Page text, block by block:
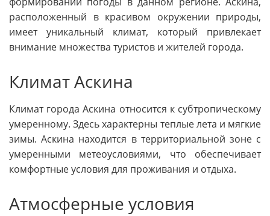
расположенный в красивом окружении природы,
имеет уникальный климат, который привлекает
внимание множества туристов и жителей города.
Климат Аскина
Климат города Аскина относится к субтропическому
умеренному. Здесь характерны теплые лета и мягкие
зимы. Аскина находится в территориальной зоне с
умеренными метеоусловиями, что обеспечивает
комфортные условия для проживания и отдыха.
Атмосферные условия